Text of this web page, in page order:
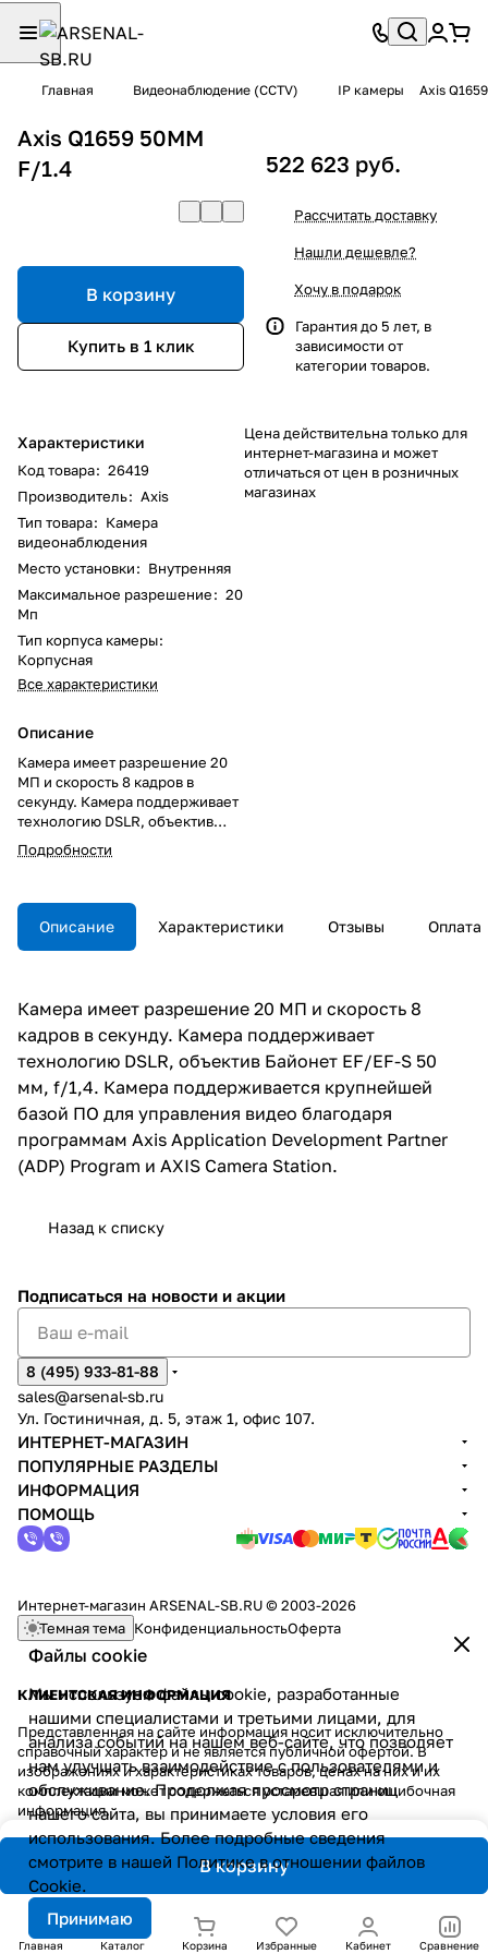
Главная Видеонаблюдение (CCTV) IP камеры Axis
Axis Q1659 50MM
F/1.4
В корзину
Купить в 1 клик
Характеристики
Код товара: 26419
Производитель: Axis
Тип товара: Камера
видеонаблюдения
Место установки: Внутренняя
Максимальное разрешение: 20
Мп
Тип корпуса камеры:
Корпусная
Все характеристики
Описание
Камера имеет разрешение 20
МП и скорость 8 кадров в
секунду. Камера поддерживает
технологию DSLR, объектив
Байонет EF/EF-S 50 мм, f/1,4.
Камера поддерживается
управления видео благодаря
программам Axis Application
Development Partner (ADP)
Подробности
522 623 руб.
Рассчитать доставку
Нашли дешевле?
Хочу в подарок
Гарантия до 5 лет, в
зависимости от
категории товаров.
Цена действительна только для
интернет-магазина и может
отличаться от цен в розничных
магазинах
Описание Характеристики Отзывы Оплата
Камера имеет разрешение 20 МП и скорость 8
кадров в секунду. Камера поддерживает
технологию DSLR, объектив Байонет EF/EF-S 50
мм, f/1,4. Камера поддерживается крупнейшей
базой ПО для управления видео благодаря
программам Axis Application Development Partner
(ADP) Program и AXIS Camera Station.
Назад к списку
В корзину
Главная Каталог Корзина Избранные Кабинет Сравнение
Файлы cookie
Мы используем файлы cookie, разработанные
нашими специалистами и третьими лицами, для
анализа событий на нашем веб-сайте, что позволяет
нам улучшать взаимодействие с пользователями и
обслуживание. Продолжая просмотр страниц
нашего сайта, вы принимаете условия его
использования. Более подробные сведения
смотрите в нашей Политике в отношении файлов
Cookie.
Принимаю
Подписаться на новости и акции
8 (495) 933-81-88
sales@arsenal-sb.ru
Ул. Гостиничная, д. 5, этаж 1, офис 107.
ИНТЕРНЕТ-МАГАЗИН
ПОПУЛЯРНЫЕ РАЗДЕЛЫ
ИНФОРМАЦИЯ
ПОМОЩЬ
Интернет-магазин ARSENAL-SB.RU © 2003-2026
Темная тема КонфиденциальностьОферта
КЛИЕНТСКАЯ ИНФОРМАЦИЯ
Представленная на сайте информация носит исключительно
справочный характер и не является публичной офертой. В
изображениях и характеристиках товаров, ценах на них и их
комплектации может содержаться устаревшая или ошибочная
информация.